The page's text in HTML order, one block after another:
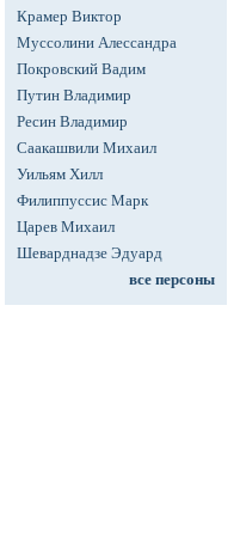
Крамер Виктор
Муссолини Алессандра
Покровский Вадим
Путин Владимир
Ресин Владимир
Саакашвили Михаил
Уильям Хилл
Филиппуссис Марк
Царев Михаил
Шеварднадзе Эдуард
все персоны